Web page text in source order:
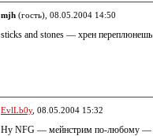
mjh (гость), 08.05.2004 14:50
sticks and stones — хрен
EvlLb0y, 08.05.2004 15:32
Ну NFG — мейнстрим по-любому —